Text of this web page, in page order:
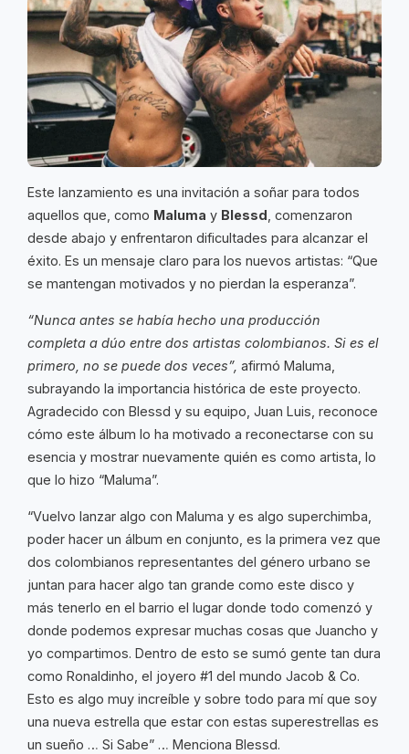
Este lanzamiento es una invitación a soñar para todos
aquellos que, como Maluma y Blessd , comenzaron
desde abajo y enfrentaron dificultades para alcanzar el
éxito. Es un mensaje claro para los nuevos artistas: “Que
se mantengan motivados y no pierdan la esperanza”.
“Nunca antes se había hecho una producción
completa a dúo entre dos artistas colombianos. Si es el
primero, no se puede dos veces”, afirmó Maluma,
subrayando la importancia histórica de este proyecto.
Agradecido con Blessd y su equipo, Juan Luis, reconoce
cómo este álbum lo ha motivado a reconectarse con su
esencia y mostrar nuevamente quién es como artista, lo
que lo hizo “Maluma”.
“Vuelvo lanzar algo con Maluma y es algo superchimba,
poder hacer un álbum en conjunto, es la primera vez que
dos colombianos representantes del género urbano se
juntan para hacer algo tan grande como este disco y
más tenerlo en el barrio el lugar donde todo comenzó y
donde podemos expresar muchas cosas que Juancho y
yo compartimos. Dentro de esto se sumó gente tan dura
como Ronaldinho, el joyero #1 del mundo Jacob & Co.
Esto es algo muy increíble y sobre todo para mí que soy
una nueva estrella que estar con estas superestrellas es
un sueño … Si Sabe” … Menciona Blessd.